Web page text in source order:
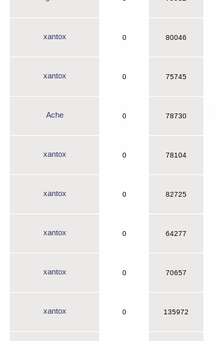
xantox 0 80046
xantox 0 75745
Ache 0 78730
xantox 0 78104
xantox 0 82725
xantox 0 64277
xantox 0 70657
xantox 0 135972